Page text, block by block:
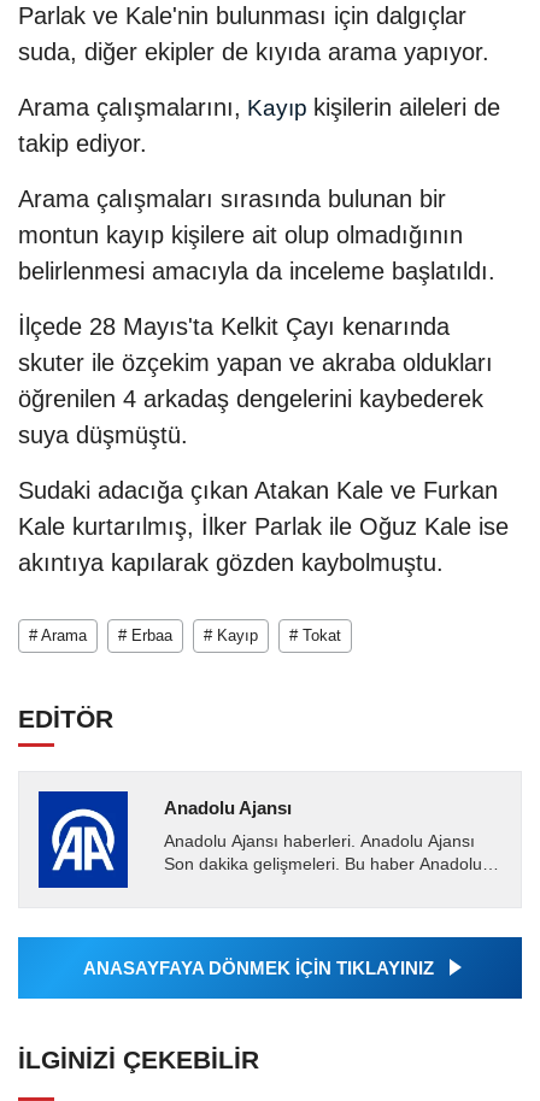
Parlak ve Kale'nin bulunması için dalgıçlar
suda, diğer ekipler de kıyıda arama yapıyor.
Arama çalışmalarını, Kayıp kişilerin aileleri de
takip ediyor.
Arama çalışmaları sırasında bulunan bir
montun kayıp kişilere ait olup olmadığının
belirlenmesi amacıyla da inceleme başlatıldı.
İlçede 28 Mayıs'ta Kelkit Çayı kenarında
skuter ile özçekim yapan ve akraba oldukları
öğrenilen 4 arkadaş dengelerini kaybederek
suya düşmüştü.
Sudaki adacığa çıkan Atakan Kale ve Furkan
Kale kurtarılmış, İlker Parlak ile Oğuz Kale ise
akıntıya kapılarak gözden kaybolmuştu.
# Arama # Erbaa # Kayıp # Tokat
EDİTÖR
Anadolu Ajansı
Anadolu Ajansı haberleri. Anadolu Ajansı
Son dakika gelişmeleri. Bu haber Anadolu
Ajansı tarafından...
ANASAYFAYA DÖNMEK İÇİN TIKLAYINIZ
İLGINIZI ÇEKEBILIR